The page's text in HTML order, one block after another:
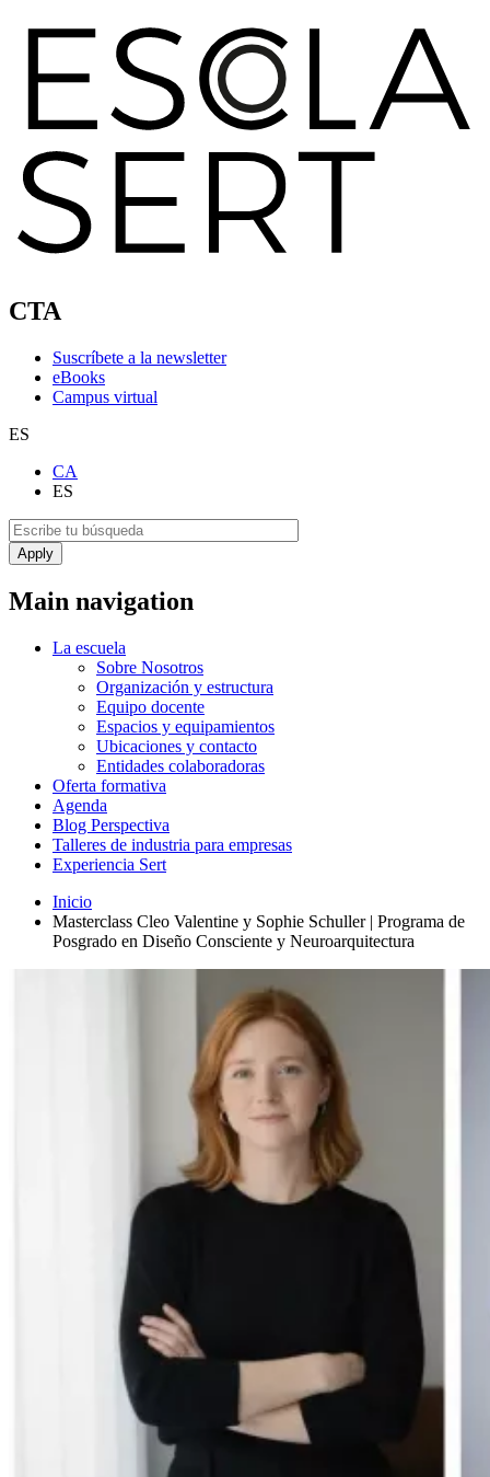
CTA
Suscríbete a la newsletter
eBooks
Campus virtual
ES
CA
ES
Main navigation
La escuela
Sobre Nosotros
Organización y estructura
Equipo docente
Espacios y equipamientos
Ubicaciones y contacto
Entidades colaboradoras
Oferta formativa
Agenda
Blog Perspectiva
Talleres de industria para empresas
Experiencia Sert
Inicio
Masterclass Cleo Valentine y Sophie Schuller | Programa de
Posgrado en Diseño Consciente y Neuroarquitectura